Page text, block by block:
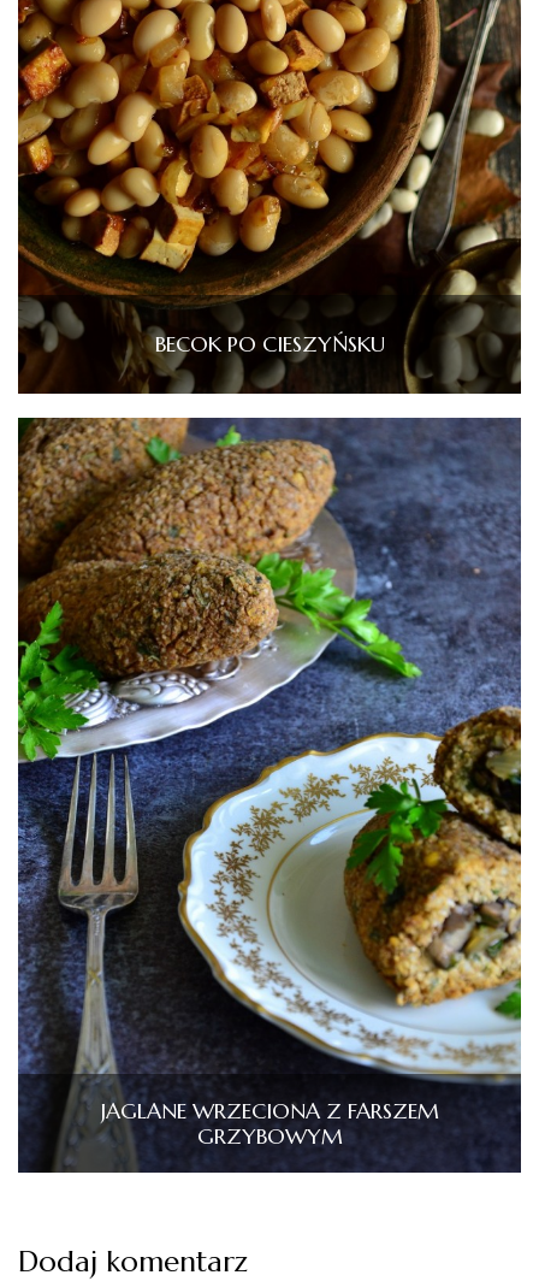
BECOK PO CIESZYŃSKU
JAGLANE WRZECIONA Z FARSZEM
GRZYBOWYM
Dodaj komentarz